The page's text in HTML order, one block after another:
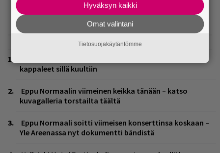
LUETUIMMAT
kappaleet sillä kuultiin
Eppu Normaalin viimeinen keikka tänään – katso
kuvagalleria torstailta täältä
Eppu Normaali soitti viimeisen konserttinsa koskaan –
Yle Areenassa nyt dokumentti bändistä
Hyväksyn kaikki
Omat valintani
Tietosuojakäytäntömme